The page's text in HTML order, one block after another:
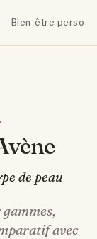
Bien-être
de peau
avec